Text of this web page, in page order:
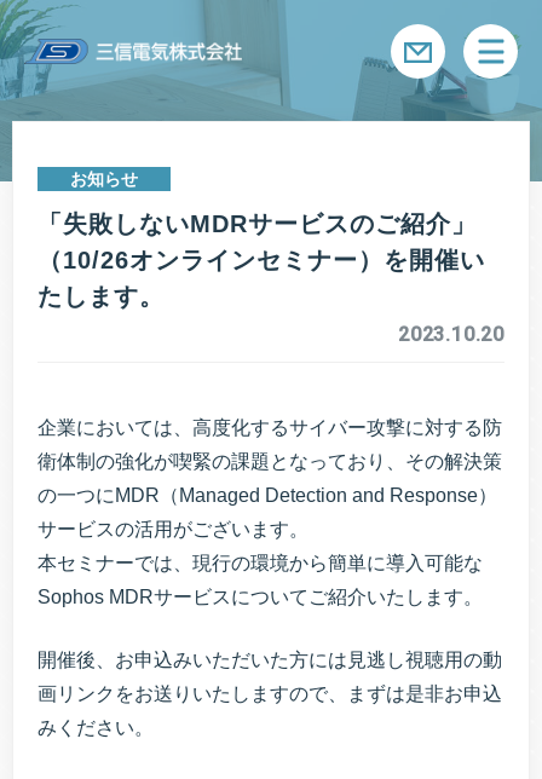
メ
お知らせ
「失敗しないMDRサービスのご紹介」
（10/26オンラインセミナー）を開催い
たします。
2023.10.20
企業においては、高度化するサイバー攻撃に対する防
衛体制の強化が喫緊の課題となっており、その解決策
の一つにMDR（Managed Detection and Response）
サービスの活用がございます。
本セミナーでは、現行の環境から簡単に導入可能な
Sophos MDRサービスについてご紹介いたします。
開催後、お申込みいただいた方には見逃し視聴用の動
画リンクをお送りいたしますので、まずは是非お申込
みください。